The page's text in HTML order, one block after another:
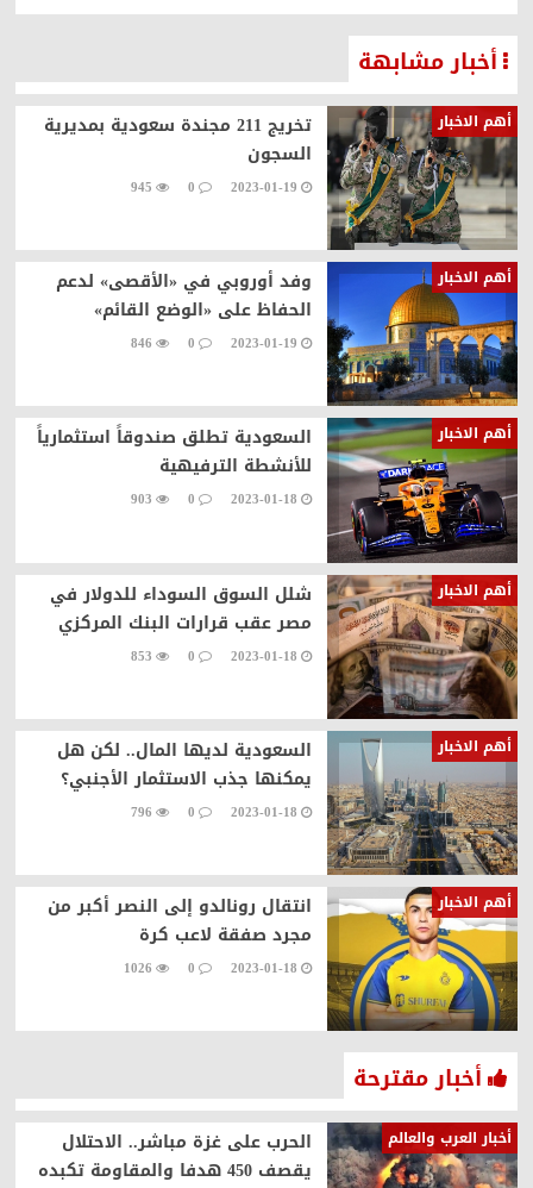
أخبار مشابهة
أهم الاخبار
تخريج 211 مجندة سعودية بمديرية
السجون
2023-01-19
0
945
أهم الاخبار
وفد أوروبي في «الأقصى» لدعم
الحفاظ على «الوضع القائم»
2023-01-19
0
846
أهم الاخبار
السعودية تطلق صندوقاً استثمارياً
للأنشطة الترفيهية
2023-01-18
0
903
أهم الاخبار
شلل السوق السوداء للدولار في
مصر عقب قرارات البنك المركزي
2023-01-18
0
853
أهم الاخبار
السعودية لديها المال.. لكن هل
يمكنها جذب الاستثمار الأجنبي؟
2023-01-18
0
796
أهم الاخبار
انتقال رونالدو إلى النصر أكبر من
مجرد صفقة لاعب كرة
2023-01-18
0
1026
أخبار مقترحة
أخبار العرب والعالم
الحرب على غزة مباشر.. الاحتلال
يقصف 450 هدفا والمقاومة تكبده